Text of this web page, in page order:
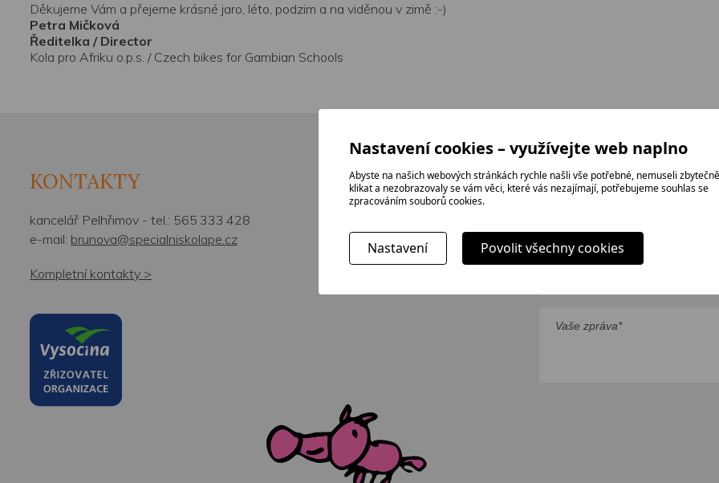
Děkujeme Vám a přejeme krásné jaro, léto, podzim a na viděnou v zimě :-)
Petra Mičková
Ředitelka / Director
Kola pro Afriku o.p.s. / Czech bikes for Gambian Schools
KONTAKTY
kancelář Pelhřimov - tel.: 565 333 428
e-mail: brunova@specialniskolape.cz
Kompletní kontakty >
PIŠTE NÁM
Nastavení cookies – využívejte web naplno
Abyste na našich webových stránkách rychle našli vše potřebné, nemuseli zbytečně
klikat a nezobrazovaly se vám věci, které vás nezajímají, potřebujeme souhlas se
zpracováním souborů cookies.
Nastavení Povolit všechny cookies